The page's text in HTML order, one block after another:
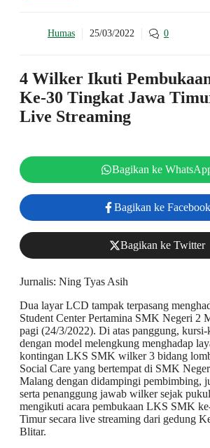
Humas 25/03/2022 0
4 Wilker Ikuti
Ke-30 Tingkat Jawa
Live Streaming
Bagikan ke
Bagikan ke Facebook
Bagikan ke Twitter
Jurnalis: Ning Tyas Asih
​Dua layar LCD tampak terpasang
Student Center Pertamina SMK Negeri 2
pagi (24/3/2022). Di atas panggung, kursi-
dengan model melengkung menghadap
kontingan LKS SMK wilker 3 bidang
Social Care yang bertempat di SMK
Malang dengan didampingi pembimbing,
serta penanggung jawab wilker sejak
mengikuti acara pembukaan LKS SMK
Timur secara live streaming dari gedung
Blitar.